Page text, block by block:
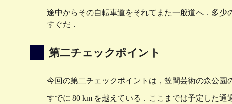
途中からその自転車道をそれてまた一般道へ．多
すぐだ．
第二チェックポイント
今回の第二チェックポイントは，笠間芸術の森公
すでに 80 km を越えている．ここまでは予定した